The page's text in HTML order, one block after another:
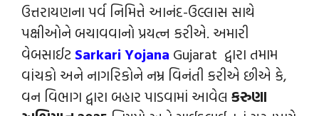
ઉત્તરાયણના પર્વ નિમિત્તે આનંદ-ઉલ્લાસ સાથે
પક્ષીઓને બચાવવાનો પ્રયત્ન કરીએ. અમારી
વેબસાઈટ Sarkari Yojana Gujarat દ્વારા તમામ
વાંચકો અને નાગરિકોને નમ્ર વિનંતી કરીએ છીએ કે,
વન વિભાગ દ્વારા બહાર પાડવામાં આવેલ કરુણા